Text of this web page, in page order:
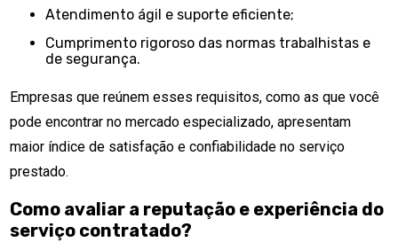
Atendimento ágil e suporte eficiente;
Cumprimento rigoroso das normas trabalhistas e
de segurança.
Empresas que reúnem esses requisitos, como as que você
pode encontrar no mercado especializado, apresentam
maior índice de satisfação e confiabilidade no serviço
prestado.
Como avaliar a reputação e experiência do
serviço contratado?